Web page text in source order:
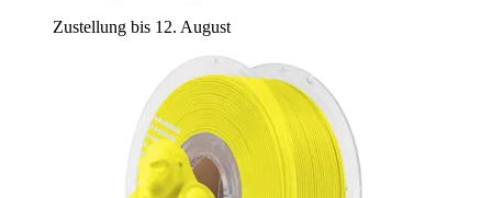
Zustellung bis 12. August